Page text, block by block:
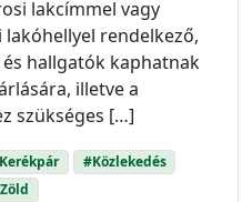
lakcímmel vagy
rendelkező,
hallgatók kaphatnak
illetve a
szükséges […]
#Közlekedés